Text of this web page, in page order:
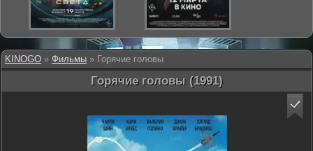
KINOGO » Фильмы » Горячие головы
Горячие головы (1991)